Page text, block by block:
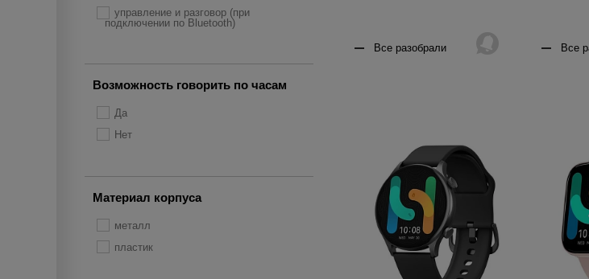
управление и разговор (при
подключении по Bluetooth)
Возможность говорить по часам
Да
Нет
Материал корпуса
металл
пластик
Все разобрали Все